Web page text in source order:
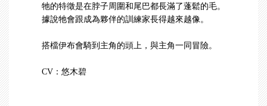
牠的特徵是在脖子周圍和尾巴都長滿了蓬鬆的毛。
據說牠會跟成為夥伴的訓練家長得越來越像。
搭檔伊布會騎到主角的頭上，與主角一同冒險。
CV：悠木碧